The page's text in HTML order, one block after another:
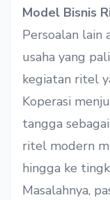
Model Bisnis
Persoalan lain
usaha yang
kegiatan ritel
Koperasi
tangga
ritel modern
hingga ke
Masalahnya,